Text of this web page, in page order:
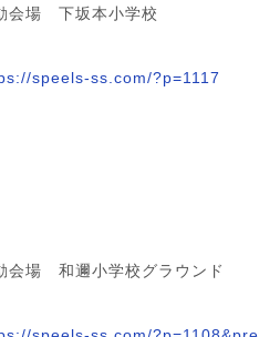
会場 下坂本小学校
speels-ss.com/?p=1117
会場 和邇小学校グラウンド